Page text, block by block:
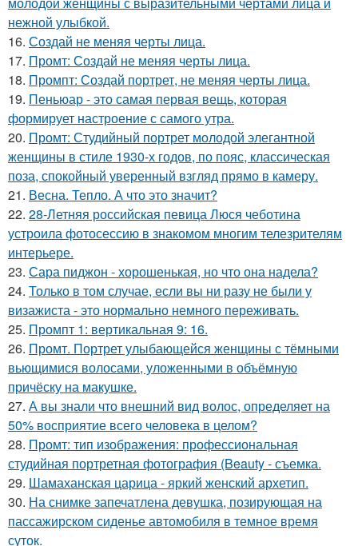
нежной улыбкой.
16. Создай не меняя черты лица.
17. Промт: Создай не меняя черты лица.
18. Промпт: Создай портрет, не меняя черты лица.
19. Пеньюар - это самая первая вещь, которая
формирует настроение с самого утра.
20. Промт: Студийный портрет молодой элегантной
женщины в стиле 1930-х годов, по пояс, классическая
поза, спокойный уверенный взгляд прямо в камеру.
21. Весна. Тепло. А что это значит?
22. 28-Летняя российская певица Люся чеботина
устроила фотосессию в знакомом многим телезрителям
интерьере.
23. Сара пиджон - хорошенькая, но что она надела?
24. Только в том случае, если вы ни разу не были у
визажиста - это нормально немного переживать.
25. Промпт 1: вертикальная 9: 16.
26. Промт. Портрет улыбающейся женщины с тёмными
вьющимися волосами, уложенными в объёмную
причёску на макушке.
27. А вы знали что внешний вид волос, определяет на
50% восприятие всего человека в целом?
28. Промт: тип изображения: профессиональная
студийная портретная фотография (Beauty - съемка.
29. Шамаханская царица - яркий женский архетип.
30. На снимке запечатлена девушка, позирующая на
пассажирском сиденье автомобиля в темное время
суток.